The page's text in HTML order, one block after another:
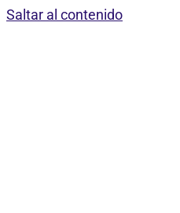
Saltar al contenido